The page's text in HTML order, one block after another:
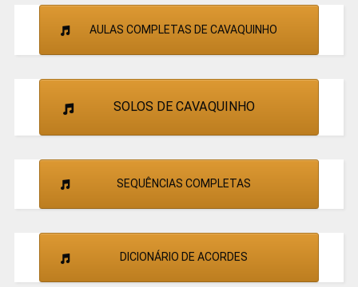
AULAS COMPLETAS DE CAVAQUINHO
SOLOS DE CAVAQUINHO
SEQUÊNCIAS COMPLETAS
DICIONÁRIO DE ACORDES